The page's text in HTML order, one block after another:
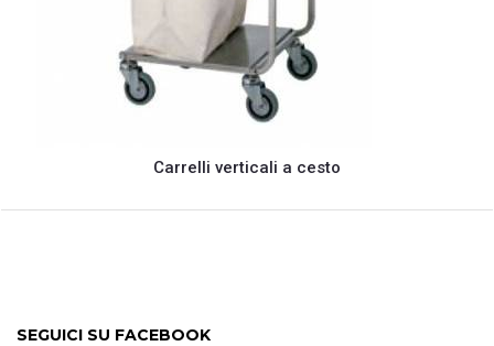
Carrelli verticali a cesto
SEGUICI SU FACEBOOK